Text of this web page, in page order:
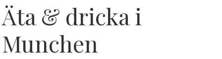
Äta & dricka i
Munchen